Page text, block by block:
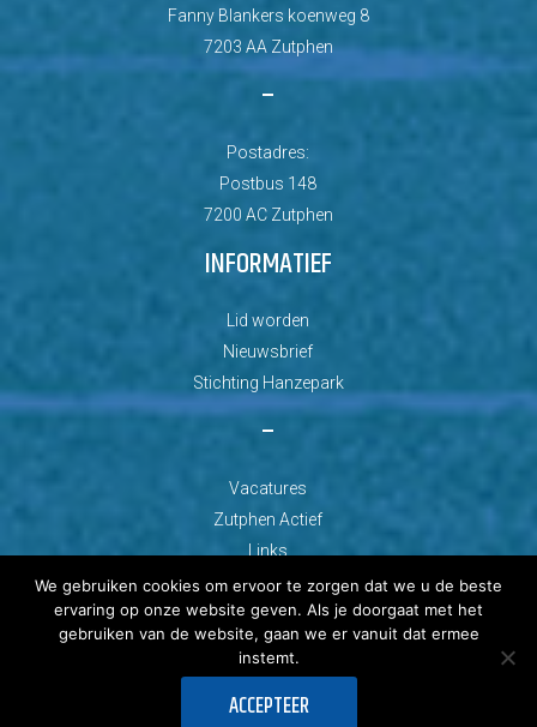
Fanny Blankers koenweg 8
7203 AA Zutphen
–
Postadres:
Postbus 148
7200 AC Zutphen
INFORMATIEF
Lid worden
Nieuwsbrief
Stichting Hanzepark
–
Vacatures
Zutphen Actief
Links
© Copyright 2026 AZC Zutphen
Ontwikkeld door: Best4u Group B.V.
We gebruiken cookies om ervoor te zorgen dat we u de beste
ervaring op onze website geven. Als je doorgaat met het
gebruiken van de website, gaan we er vanuit dat ermee
instemt.
ACCEPTEER